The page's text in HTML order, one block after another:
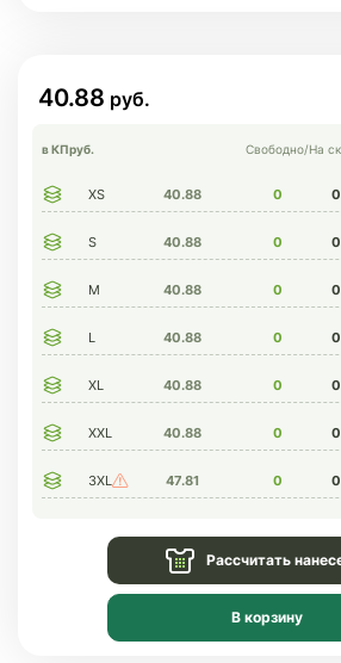
40.88
в КПруб. Свободно/На
XS 40.88 0 0
S 40.88 0 0
M 40.88 0 0
L 40.88 0 0
XL 40.88 0 0
XXL 40.88 0 0
3XL 47.81 0 0
Рассчитать
В корзину